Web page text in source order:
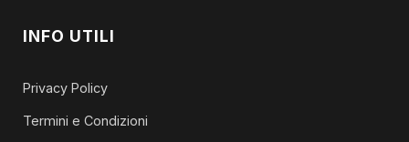
INFO UTILI
Privacy Policy
Termini e Condizioni